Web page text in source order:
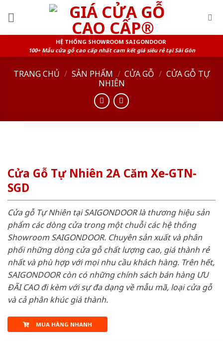
HỆ THỐNG SHOWROOM SAIGONDOOR
100+ Mẫu cửa gỗ cao cấp nhất cam kết giá siêu rẻ tại Sài Gòn
TRANG CHỦ / SẢN PHẨM / CỬA GỖ / CỬA GỖ TỰ
NHIÊN
Cửa Gỗ Tự Nhiên 2A Căm Xe-GTN-
SGD
Cửa gỗ Tự Nhiên tại SAIGONDOOR là thương hiệu sản
phẩm các dòng cửa trong một chuỗi các hệ thống
Showroom SAIGONDOOR. Chuyên sản xuất và phân
phối những dòng cửa gỗ chất lượng cao, giá thành rẻ
nhất và phù hợp với mọi nhu cầu khách hàng. Trên hết,
SAIGONDOOR còn có những chính sách bán hàng ƯU
ĐÃI CAO đi kèm với sự đa dạng về mẫu mã, loại cửa gỗ
và cả phân khúc giá thành.
MUA HÀNG NHANH